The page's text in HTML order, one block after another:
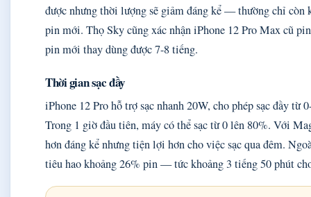
được nhưng thời lượng sẽ giảm đáng kể — thường chỉ còn
pin mới. Thọ Sky cũng xác nhận iPhone 12 Pro Max cũ
pin mới thay dùng được 7-8 tiếng.
Thời gian sạc đầy
iPhone 12 Pro hỗ trợ sạc nhanh 20W, cho phép sạc đầy từ
Trong 1 giờ đầu tiên, máy có thể sạc từ 0 lên 80%. Với
hơn đáng kể nhưng tiện lợi hơn cho việc sạc qua đêm.
tiêu hao khoảng 26% pin — tức khoảng 3 tiếng 50 phút